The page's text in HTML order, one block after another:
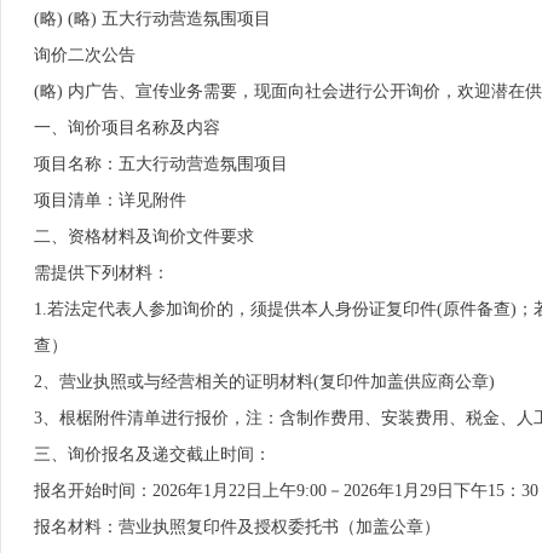
(略) (略) 五大行动营造氛围项目
询价二次公告
(略) 内广告、宣传业务需要，现面向社会进行公开询价，欢迎潜在
一、询价项目名称及内容
项目名称：五大行动营造氛围项目
项目清单：详见附件
二、资格材料及询价文件要求
需提供下列材料：
1.若法定代表人参加询价的，须提供本人身份证复印件(原件备查)
查）
2、营业执照或与经营相关的证明材料(复印件加盖供应商公章)
3、根椐附件清单进行报价，注：含制作费用、安装费用、税金、
三、询价报名及递交截止时间：
报名开始时间：2026年1月22日上午9:00－2026年1月29日下午15：30
报名材料：营业执照复印件及授权委托书（加盖公章）